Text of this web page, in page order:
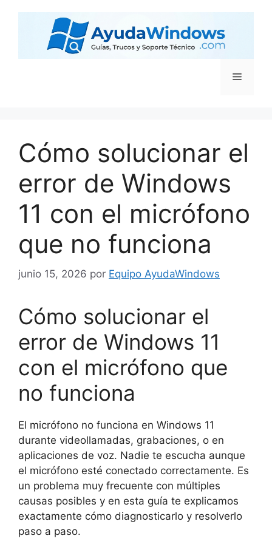
Cómo solucionar el
error de Windows
11 con el micrófono
que no funciona
junio 15, 2026 por Equipo AyudaWindows
Cómo solucionar el
error de Windows 11
con el micrófono que
no funciona
El micrófono no funciona en Windows 11
durante videollamadas, grabaciones, o en
aplicaciones de voz. Nadie te escucha aunque
el micrófono esté conectado correctamente. Es
un problema muy frecuente con múltiples
causas posibles y en esta guía te explicamos
exactamente cómo diagnosticarlo y resolverlo
paso a paso.